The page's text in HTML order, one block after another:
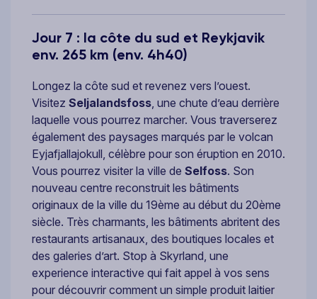
Jour 7 : la côte du sud et Reykjavik
env. 265 km (env. 4h40)
Longez la côte sud et revenez vers l’ouest.
Visitez Seljalandsfoss, une chute d’eau derrière
laquelle vous pourrez marcher. Vous traverserez
également des paysages marqués par le volcan
Eyjafjallajokull, célèbre pour son éruption en 2010.
Vous pourrez visiter la ville de Selfoss. Son
nouveau centre reconstruit les bâtiments
originaux de la ville du 19ème au début du 20ème
siècle. Très charmants, les bâtiments abritent des
restaurants artisanaux, des boutiques locales et
des galeries d’art. Stop à Skyrland, une
experience interactive qui fait appel à vos sens
pour découvrir comment un simple produit laitier